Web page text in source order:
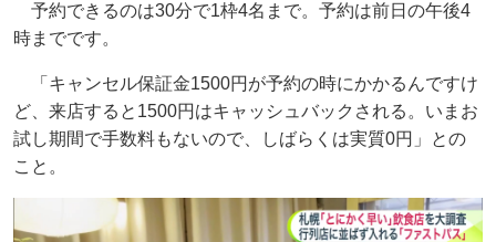
予約できるのは30分で1枠4名まで。予約は前日の午後4
時までです。
「キャンセル保証金1500円が予約の時にかかるんですけ
ど、来店すると1500円はキャッシュバックされる。いまお
試し期間で手数料もないので、しばらくは実質0円」との
こと。